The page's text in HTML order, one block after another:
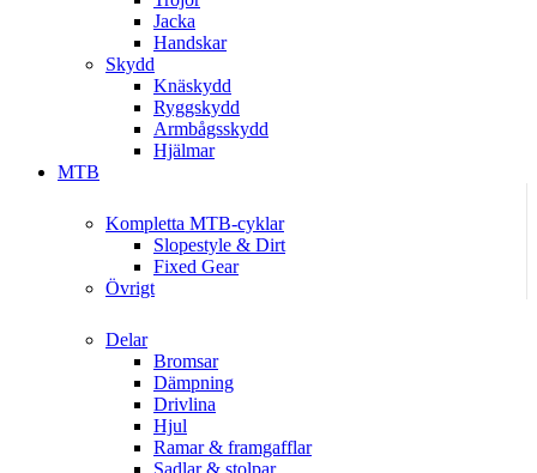
Jacka
Handskar
Skydd
Knäskydd
Ryggskydd
Armbågsskydd
Hjälmar
MTB
Kompletta MTB-cyklar
Slopestyle & Dirt
Fixed Gear
Övrigt
Delar
Bromsar
Dämpning
Drivlina
Hjul
Ramar & framgafflar
Sadlar & stolpar